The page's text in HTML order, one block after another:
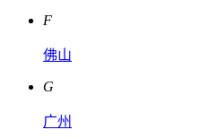
F
佛山
G
广州